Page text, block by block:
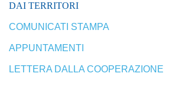
DAI TERRITORI
COMUNICATI STAMPA
APPUNTAMENTI
LETTERA DALLA COOPERAZIONE